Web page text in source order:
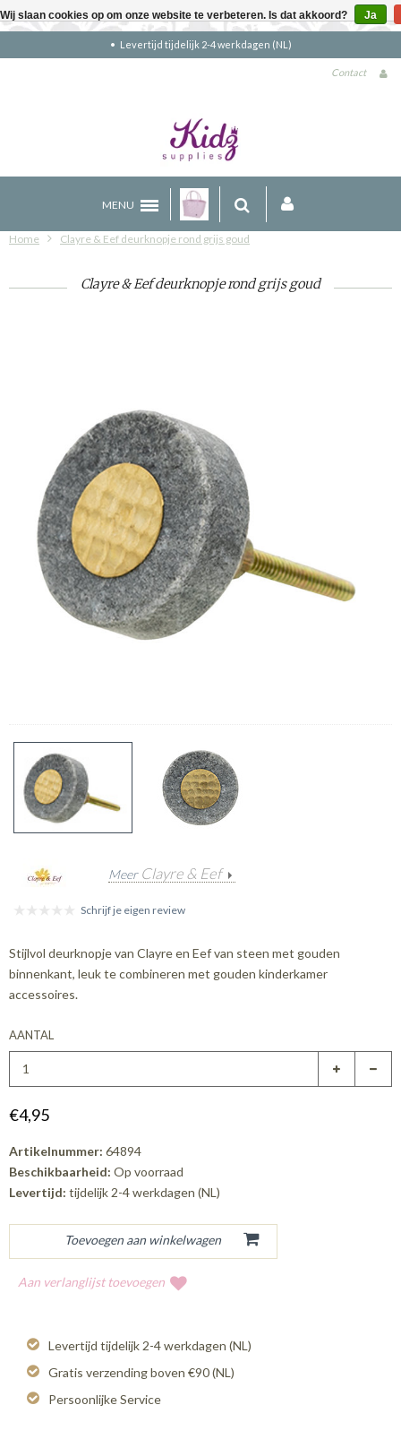
Gratis verzending boven €90 (NL)
Contact
MENU
Home Clayre & Eef deurknopje rond grijs goud
Clayre & Eef deurknopje rond grijs goud
Meer Clayre & Eef
Schrijf je eigen review
Stijlvol deurknopje van Clayre en Eef van steen met gouden
binnenkant, leuk te combineren met gouden kinderkamer
accessoires.
AANTAL
€4,95
Artikelnummer: 64894
Beschikbaarheid: Op voorraad
Levertijd: tijdelijk 2-4 werkdagen (NL)
Aan verlanglijst toevoegen
Levertijd tijdelijk 2-4 werkdagen (NL)
Gratis verzending boven €90 (NL)
Persoonlijke Service
Wij slaan cookies op om onze website te verbeteren. Is dat akkoord? Ja